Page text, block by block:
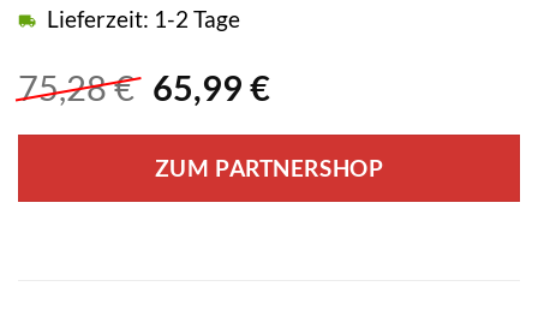
75,28€ Ursprünglicher
war:
75,28 €
65,99 €Aktueller
ist:
65,99 €.
Lieferzeit: 1-2 Tage
ZUM PARTNERSHOP